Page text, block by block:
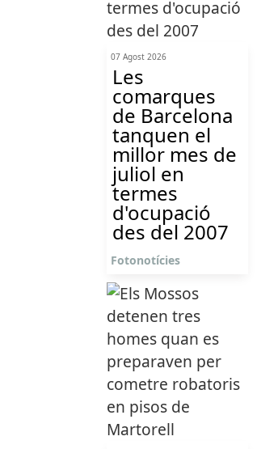
07 Agost 2026
Les
comarques
de Barcelona
tanquen el
millor mes de
juliol en
termes
d'ocupació
des del 2007
Fotonotícies